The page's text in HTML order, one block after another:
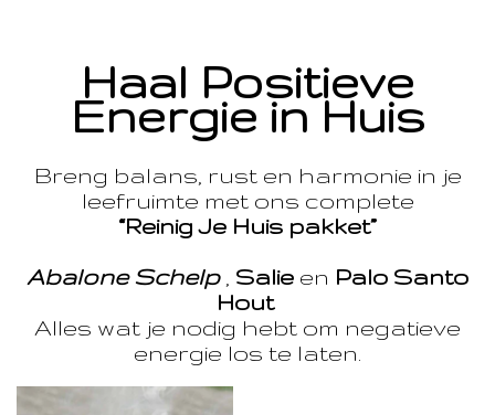
Haal Positieve
Energie in Huis
Breng balans, rust en harmonie in je
leefruimte met ons complete
“Reinig Je Huis pakket”
Abalone Schelp, Salie en Palo Santo
Hout
Alles wat je nodig hebt om negatieve
energie los te laten.